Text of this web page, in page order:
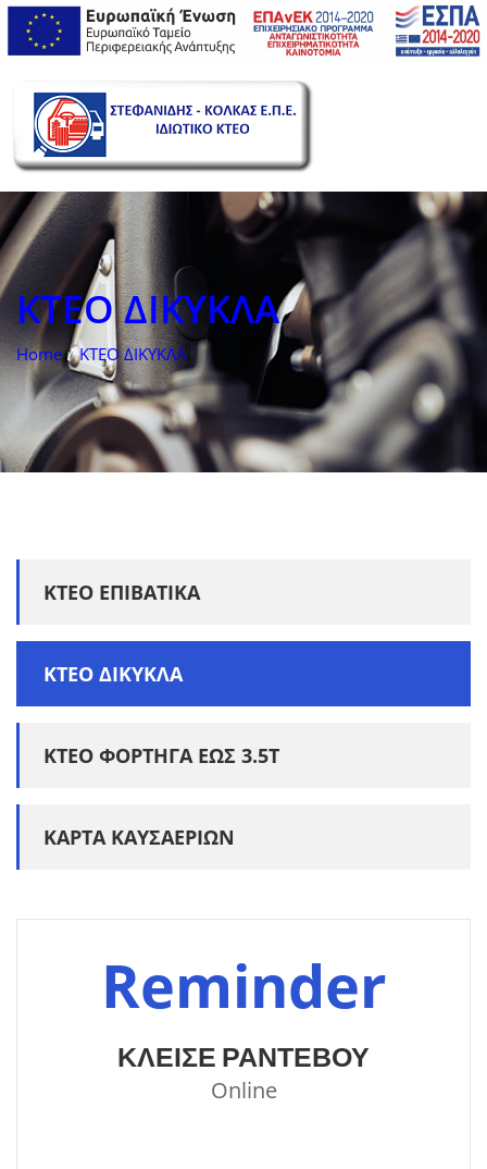
KTEO ΔΙΚΥΚΛΑ
Home ΚΤΕΟ ΔΙΚΥΚΛΑ
ΚΤΕΟ ΕΠΙΒΑΤΙΚΑ
ΚΤΕΟ ΔΙΚΥΚΛΑ
ΚΤΕΟ ΦΟΡΤΗΓΑ ΕΩΣ 3.5Τ
ΚΑΡΤΑ ΚΑΥΣΑΕΡΙΩΝ
Reminder
ΚΛΕΙΣΕ ΡΑΝΤΕΒΟΥ
Online